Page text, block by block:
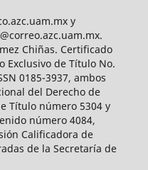
y
Chiñas. Certificado
Exclusivo de Título No.
0185-3937, ambos
del Derecho de
Título número 5304 y
número 4084,
Calificadora de
de la Secretaría de